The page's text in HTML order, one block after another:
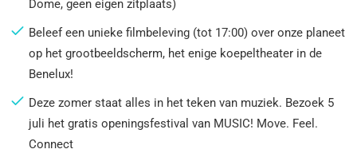
Dome, geen eigen zitplaats)
Beleef een unieke filmbeleving (tot 17:00) over onze planeet
op het grootbeeldscherm, het enige koepeltheater in de
Benelux!
Deze zomer staat alles in het teken van muziek. Bezoek 5
juli het gratis openingsfestival van MUSIC! Move. Feel.
Connect